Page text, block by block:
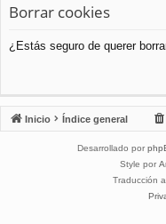
Borrar cookies
¿Estás seguro de querer
Inicio Índice general
Desarrollado por
Style por
Traducción